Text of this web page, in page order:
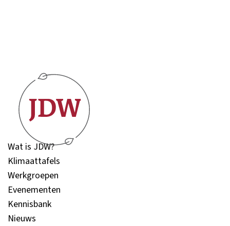
Wat is JDW?
Klimaattafels
Werkgroepen
Evenementen
Kennisbank
Nieuws